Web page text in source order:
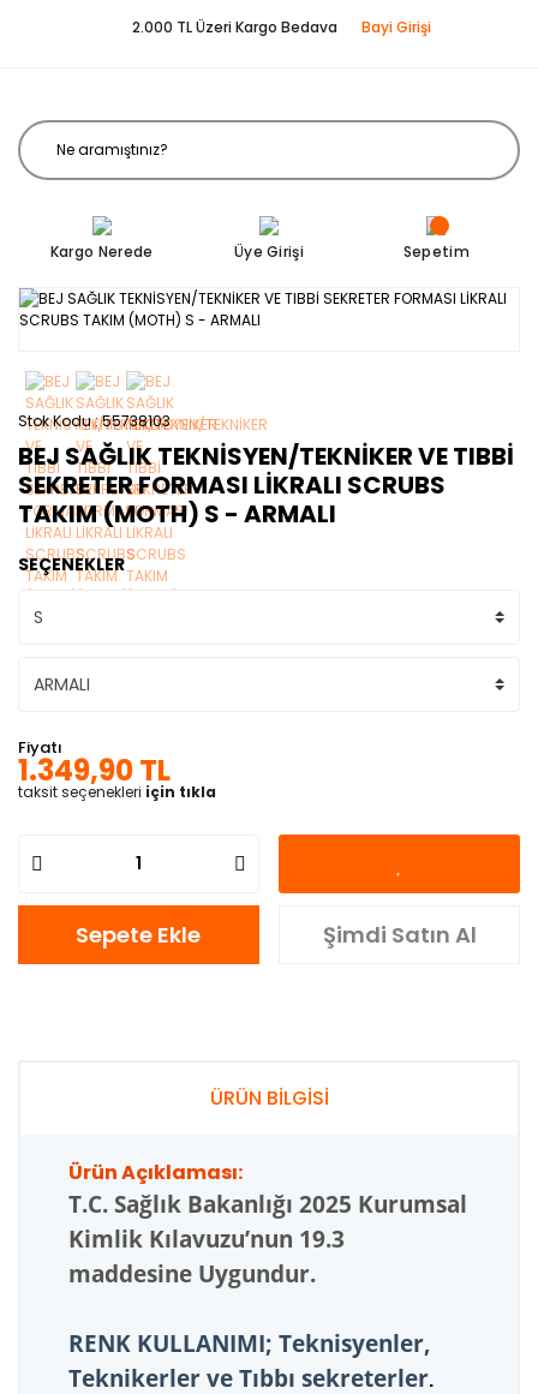
2.000 TL Üzeri Kargo Bedava Bayi Girişi
Kargo Nerede Üye Girişi Sepetim
Stok Kodu 55738103
BEJ SAĞLIK TEKNİSYEN/TEKNİKER VE TIBBİ
SEKRETER FORMASI LİKRALI SCRUBS
TAKIM (MOTH) S - ARMALI
SEÇENEKLER
Fiyatı
1.349,90 TL
taksit seçenekleri için tıkla
Sepete Ekle Şimdi Satın Al
ÜRÜN BİLGİSİ
Ürün Açıklaması:
T.C. Sağlık Bakanlığı 2025 Kurumsal
Kimlik Kılavuzu’nun 19.3
maddesine Uygundur.
RENK KULLANIMI; Teknisyenler,
Teknikerler ve Tıbbı sekreterler.